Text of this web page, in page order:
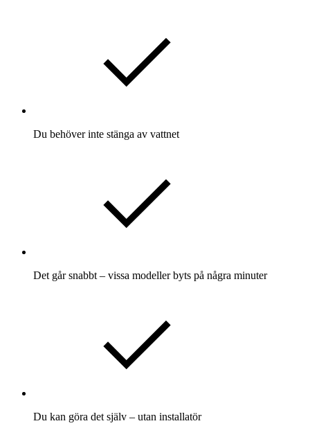
Du behöver inte stänga av vattnet
Det går snabbt – vissa modeller byts på några minuter
Du kan göra det själv – utan installatör